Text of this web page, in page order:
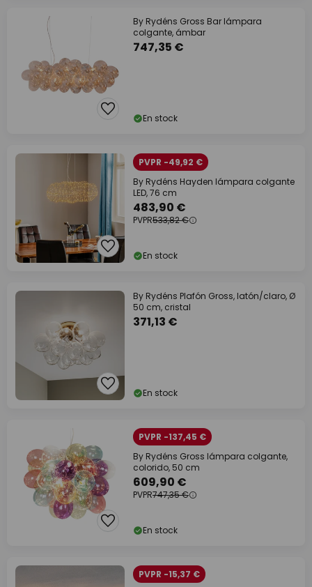
By Rydéns Gross Bar lámpara
colgante, ámbar
747,35 €
En stock
PVPR -49,92 €
By Rydéns Hayden lámpara colgante
LED, 76 cm
483,90 €
PVPR533,82 €
En stock
By Rydéns Plafón Gross, latón/claro, Ø
50 cm, cristal
371,13 €
En stock
PVPR -137,45 €
By Rydéns Gross lámpara colgante,
colorido, 50 cm
609,90 €
PVPR747,35 €
En stock
PVPR -15,37 €